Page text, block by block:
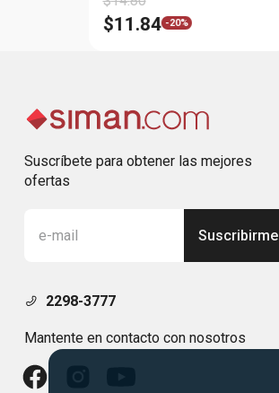
$11.84 -20%
Suscríbete para obtener las mejores
ofertas
Suscribirme
2298-3777
Mantente en contacto con nosotros